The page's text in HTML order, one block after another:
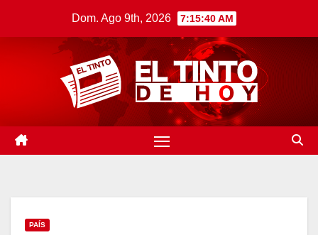
Dom. Ago 9th, 2026 7:15:41 AM
PAÍS